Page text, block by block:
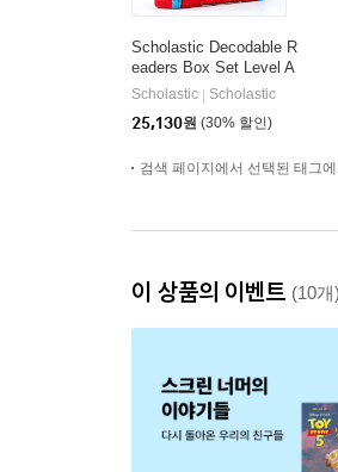
Scholastic Decodable R
eaders Box Set Level A
(StoryPlus QR코드)
Scholastic
Scholastic
25,130원 (30% 할인)
검색 페이지에서 선택된 태그
이 상품의 이벤트 (10개)